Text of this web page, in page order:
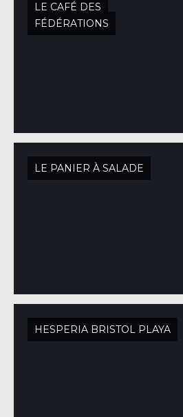
LE CAFÉ DES
FÉDÉRATIONS
LE PANIER À SALADE
HESPERIA BRISTOL PLAYA